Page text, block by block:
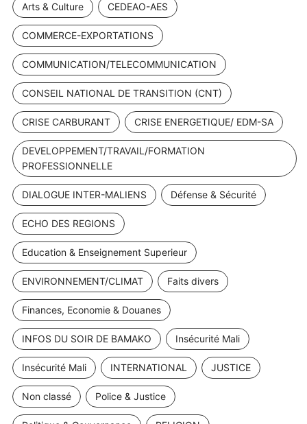
Arts & Culture CEDEAO-AES
COMMERCE-EXPORTATIONS
COMMUNICATION/TELECOMMUNICATION
CONSEIL NATIONAL DE TRANSITION (CNT)
CRISE CARBURANT CRISE ENERGETIQUE/ EDM-SA
DEVELOPPEMENT/TRAVAIL/FORMATION
PROFESSIONNELLE
DIALOGUE INTER-MALIENS Défense & Sécurité
ECHO DES REGIONS
Education & Enseignement Superieur
ENVIRONNEMENT/CLIMAT Faits divers
Finances, Economie & Douanes
INFOS DU SOIR DE BAMAKO Insécurité Mali
Insécurité Mali INTERNATIONAL JUSTICE
Non classé Police & Justice